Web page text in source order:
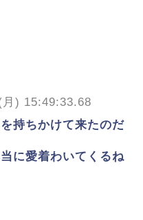
) 15:49:33.68
持ちかけて来たのだ
に愛着わいてくるね